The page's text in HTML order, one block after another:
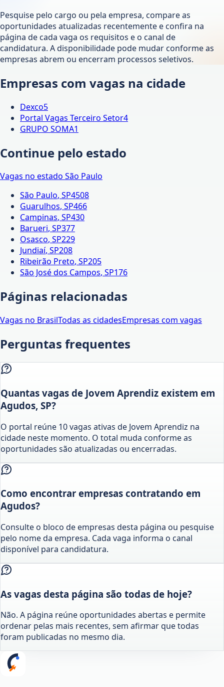
Pesquise pelo cargo ou pela empresa, compare as
oportunidades atualizadas recentemente e confira na
página de cada vaga os requisitos e o canal de
candidatura. A disponibilidade pode mudar conforme as
empresas abrem ou encerram processos seletivos.
Empresas com vagas na cidade
Dexco5
Portal Vagas Terceiro Setor4
GRUPO SOMA1
Continue pelo estado
Vagas no estado São Paulo
São Paulo, SP4508
Guarulhos, SP466
Campinas, SP430
Barueri, SP377
Osasco, SP229
Jundiaí, SP208
Ribeirão Preto, SP205
São José dos Campos, SP176
Páginas relacionadas
Vagas no BrasilTodas as cidadesEmpresas com vagas
Perguntas frequentes
Quantas vagas de Jovem Aprendiz existem em
Agudos, SP?
O portal reúne 10 vagas ativas de Jovem Aprendiz na
cidade neste momento. O total muda conforme as
oportunidades são atualizadas ou encerradas.
Como encontrar empresas contratando em
Agudos?
Consulte o bloco de empresas desta página ou pesquise
pelo nome da empresa. Cada vaga informa o canal
disponível para candidatura.
As vagas desta página são todas de hoje?
Não. A página reúne oportunidades abertas e permite
ordenar pelas mais recentes, sem afirmar que todas
foram publicadas no mesmo dia.